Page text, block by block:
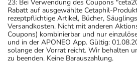
23: Bei Verwendung des Coupons
Rabatt auf ausgewählte Cetaphil-
rezeptpflichtige Artikel, Bücher,
Versandkosten. Nicht mit anderen
Coupons) kombinierbar und nur
und in der APONEO App. Gültig:
solange der Vorrat reicht. Wir behalten
zu beenden. Keine Barauszahlung.